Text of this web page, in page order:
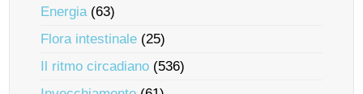
Energia(63)
Flora intestinale (25)
Il ritmo circadiano (536)